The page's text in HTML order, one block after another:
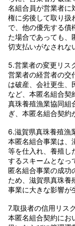
名組合員が営業者に
権に劣後して取り扱
で、他の優先する債
た場合であっても、
切支払いがなされな
5.営業者の変更リス
営業者の経営者の交
は破産、会社更生、
など、本匿名組合契
真珠養殖漁業協同組
ぎ、本匿名組合契約
6.滋賀県真珠養殖漁
本匿名組合事業は、
等を仕入れ、養殖し
するスキームとなっ
匿名組合事業の成功
ため、滋賀県真珠養
事業に大きな影響が
7.取扱者の信用リスク
本匿名組合契約にお